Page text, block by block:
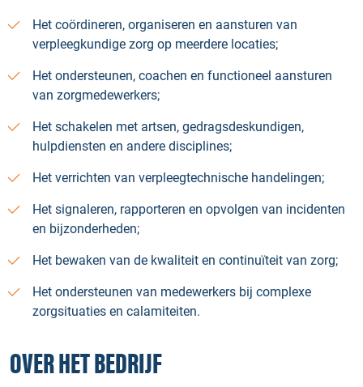
Het coördineren, organiseren en aansturen van
verpleegkundige zorg op meerdere locaties;
Het ondersteunen, coachen en functioneel aansturen
van zorgmedewerkers;
Het schakelen met artsen, gedragsdeskundigen,
hulpdiensten en andere disciplines;
Het verrichten van verpleegtechnische handelingen;
Het signaleren, rapporteren en opvolgen van incidenten
en bijzonderheden;
Het bewaken van de kwaliteit en continuïteit van zorg;
Het ondersteunen van medewerkers bij complexe
zorgsituaties en calamiteiten.
OVER HET BEDRIJF